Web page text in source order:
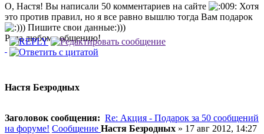
О, Настя! Вы написали 50 комментариев на сайте
Хотя
это против правил, но я все равно вышлю тогда Вам подарок
)) Пишите свои данные:)))
Рада любому общению!
Настя Безродных
Заголовок сообщения: Re: Акция - Подарок за 50 сообщений
на форуме! Сообщение Настя Безродных » 17 авг 2012, 14:27